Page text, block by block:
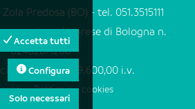
Predosa (BO) - tel. 051.3515111
registro Imprese di Bologna n.
02402671206
Euro 109.149.600,00 i.v.
-Politica sui cookies
Accetta tutti
Configura
Solo necessari